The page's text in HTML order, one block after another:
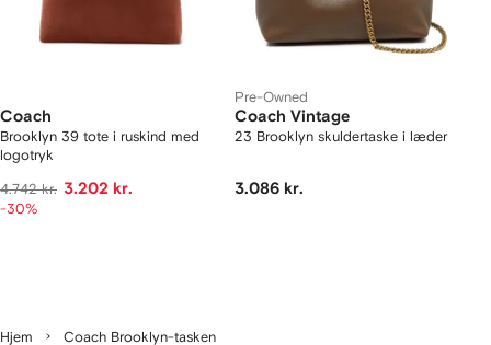
Coach
Brooklyn 39 tote i ruskind med
logotryk
4.742 kr. 3.202 kr.
-30%
Pre-Owned
Coach Vintage
23 Brooklyn skuldertaske i læder
3.086 kr.
Hjem Coach Brooklyn-tasken